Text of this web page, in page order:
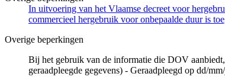
In uitvoering van het Vlaamse decreet voor
commercieel hergebruik voor onbepaalde duur is
Overige beperkingen
Bij het gebruik van de informatie die DOV
geraadpleegde gegevens) - Geraadpleegd op dd/